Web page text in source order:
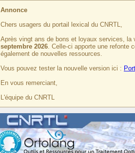
Annonce
Chers usagers du portail lexical du CNRTL,
Après vingt ans de bons et loyaux services, la
septembre 2026. Celle-ci apporte une refonte
également de nouvelles ressources.
Vous pouvez tester la nouvelle version ici :
En vous remerciant,
L'équipe du CNRTL